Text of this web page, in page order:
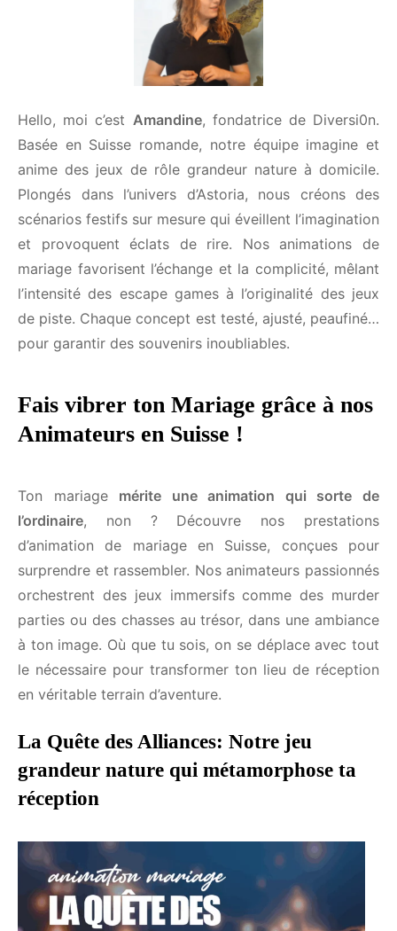
Hello, moi c’est Amandine, fondatrice de Diversi0n.
Basée en Suisse romande, notre équipe imagine et
anime des jeux de rôle grandeur nature à domicile.
Plongés dans l’univers d’Astoria, nous créons des
scénarios festifs sur mesure qui éveillent
l’imagination et provoquent éclats de rire. Nos
animations de mariage favorisent l’échange et la
complicité, mêlant l’intensité des escape games à
l’originalité des jeux de piste. Chaque concept est
testé, ajusté, peaufiné… pour garantir des souvenirs
Fais vibrer ton Mariage grâce à
Ton mariagemérite une animation qui sorte de
l’ordinaire, non ? Découvre nos prestations
d’animation de mariage en Suisse, conçues pour
surprendre et rassembler. Nos animateurs
passionnés orchestrent des jeux immersifs comme
des murder parties ou des chasses au trésor, dans
une ambiance à ton image. Où que tu sois, on se
déplace avec tout le nécessaire pour transformer
La Quête des Alliances: Notre jeu
grandeur nature qui métamorphose ta